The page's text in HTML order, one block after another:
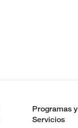
Programas y
Servicios